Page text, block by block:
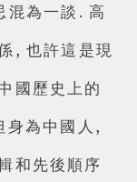
混為一談. 高
, 也許這是現
國歷史上的
身為中國人,
和先後順序